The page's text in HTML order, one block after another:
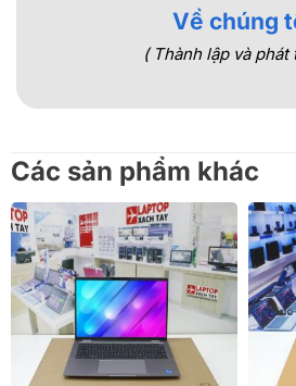
Về chúng
( Thành lập và
Các sản phẩm khác